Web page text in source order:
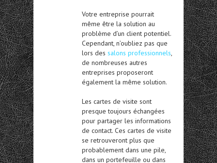
Votre entreprise pourrait
même être la solution au
problème d’un client potentiel.
Cependant, n’oubliez pas que
lors des salons professionnels,
de nombreuses autres
entreprises proposeront
également la même solution.
Les cartes de visite sont
presque toujours échangées
pour partager les informations
de contact. Ces cartes de visite
se retrouveront plus que
probablement dans une pile,
dans un portefeuille ou dans